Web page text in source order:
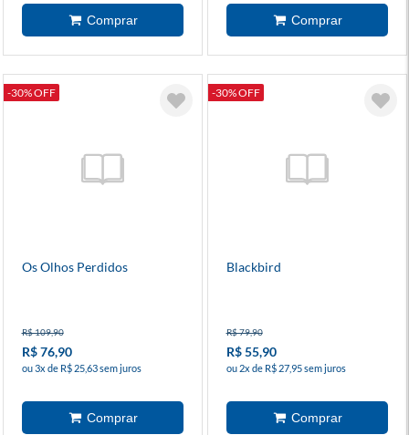
-30% OFF
Os Olhos Perdidos
R$ 109,90
R$ 76,90
ou 3x de R$ 25,63 sem juros
-30% OFF
Blackbird
R$ 79,90
R$ 55,90
ou 2x de R$ 27,95 sem juros